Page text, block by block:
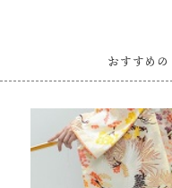
おすすめの